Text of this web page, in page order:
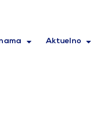
Aktuelno